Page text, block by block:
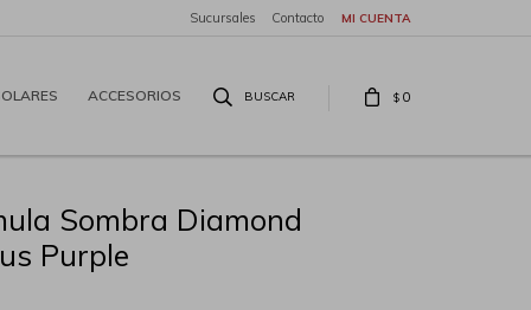
ACCESORIOS $ 0
Sucursales Contacto
Sombra Diamond
Purple